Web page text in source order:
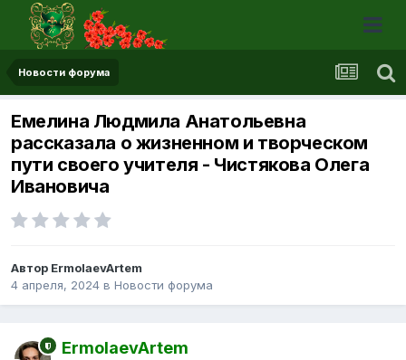
Новости форума
Емелина Людмила Анатольевна
рассказала о жизненном и творческом
пути своего учителя - Чистякова Олега
Ивановича
Автор ErmolaevArtem
4 апреля, 2024 в Новости форума
ErmolaevArtem